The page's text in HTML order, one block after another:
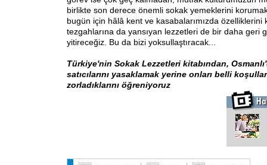
birlikte son derece önemli sokak yemeklerini
bugün için hâlâ kent ve kasabalarımızda özelliklerini
tezgahlarına da yansıyan lezzetleri de bir daha geri
yitireceğiz. Bu da bizi yoksullaştıracak...
Türkiye'nin Sokak Lezzetleri kitabından,
satıcılarını yasaklamak yerine onları belli
zorladıklarını öğreniyoruz